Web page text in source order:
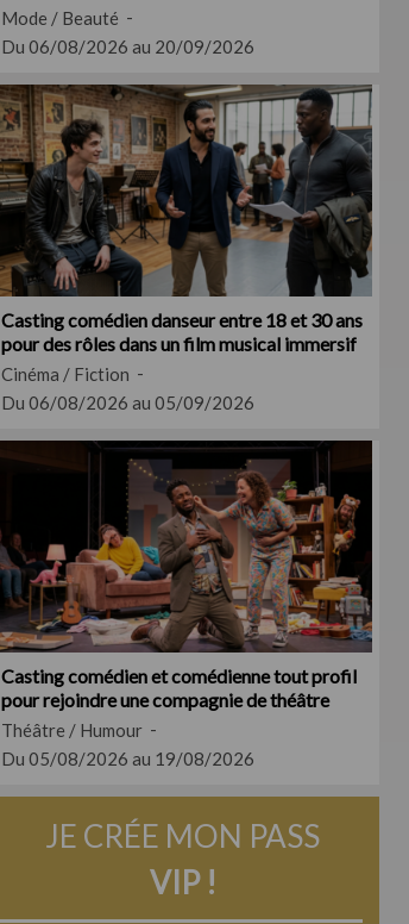
Mode / Beauté
Du 06/08/2026 au 20/09/2026
Casting comédien danseur entre 18 et 30 ans
pour des rôles dans un film musical immersif
Cinéma / Fiction
Du 06/08/2026 au 05/09/2026
Casting comédien et comédienne tout profil
pour rejoindre une compagnie de théâtre
Théâtre / Humour
Du 05/08/2026 au 19/08/2026
JE CRÉE MON PASS
VIP !